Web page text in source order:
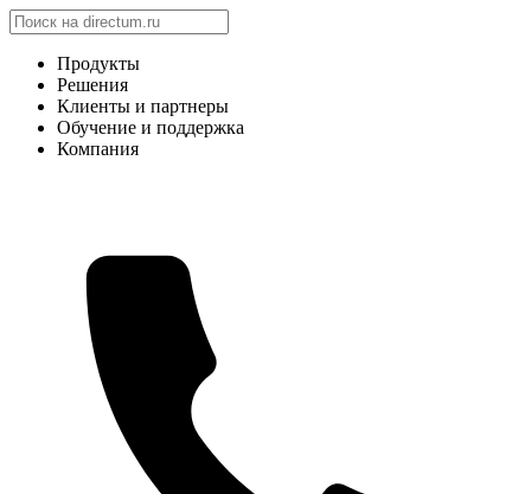
Продукты
Решения
Клиенты и партнеры
Обучение и поддержка
Компания